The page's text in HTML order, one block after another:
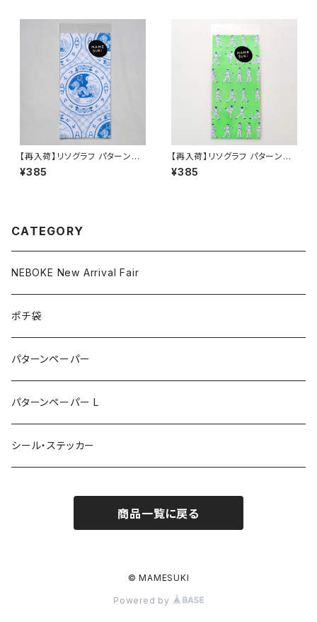
【再入荷】リソグラフ パターンペ
ーパー［ドラゴンプレート］Blue
¥385
【再入荷】リソグラフ パターンペ
ーパー［太極拳］ Neon Green
¥385
CATEGORY
NEBOKE New Arrival Fair
ポチ袋
パターンペーパー
パターンペーパー L
シール・ステッカー
商品一覧に戻る
© MAMESUKI
Powered by